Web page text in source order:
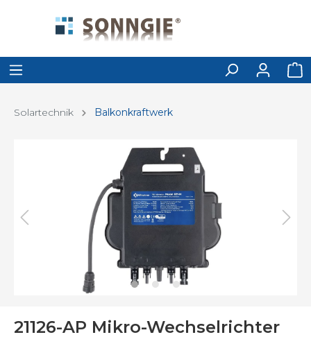
Solartechnik Balkonkraftwerk
21126-AP Mikro-Wechselrichter